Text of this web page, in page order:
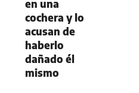
en una
cochera y lo
acusan de
haberlo
dañado él
mismo